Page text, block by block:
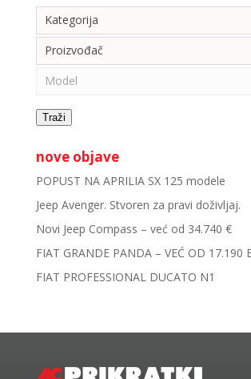
Kategorija
Proizvođač
Model
Traži
nove objave
POPUST NA APRILIA SX 125 modele
Jeep Avenger. Stvoren za pravi doživljaj.
Novi Jeep Compass – već od 34.740 €
FIAT GRANDE PANDA – VEĆ OD 17.190
FIAT PROFESSIONAL DUCATO N1